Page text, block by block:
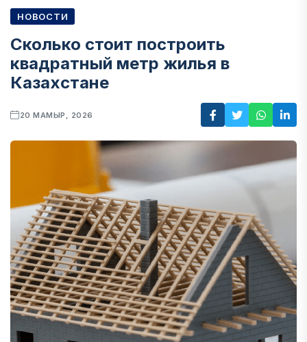
НОВОСТИ
Сколько стоит построить
квадратный метр жилья в
Казахстане
20 МАМЫР, 2026